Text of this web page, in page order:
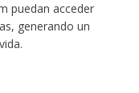
puedan acceder
generando un